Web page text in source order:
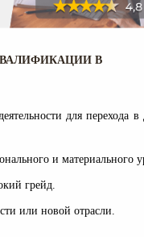
В
для перехода в
и материального
грейд.
или новой отрасли.